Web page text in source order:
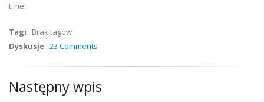
time!
Tagi : Brak tagów
Dyskusje : 23 Comments
Następny wpis